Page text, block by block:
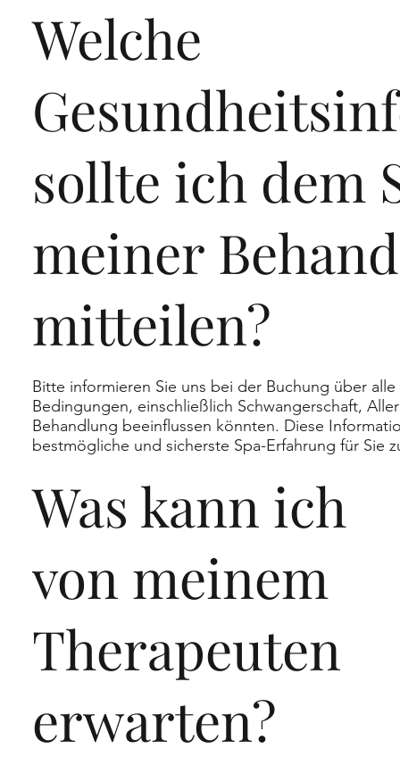
Bitte informieren Sie uns bei der Buchung über
Bedingungen, einschließlich Schwangerschaft,
Behandlung beeinflussen könnten. Diese
bestmögliche und sicherste Spa-Erfahrung für Sie
Welche
sollte ich dem
meiner
mitteilen?
Was kann ich
von meinem
Therapeuten
erwarten?